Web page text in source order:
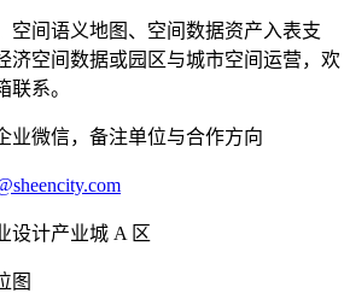
空间语义地图、空间数据资产入表支
济空间数据或园区与城市空间运营，欢
系。
业微信，备注单位与合作方向
设计产业城 A 区